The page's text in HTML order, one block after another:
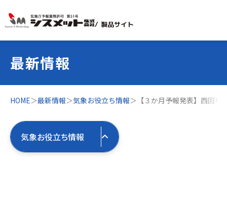
/ 製品サイト
最新情報
HOME＞最新情報＞気象お役立ち情報＞ 【３か月予報発表】西回
気象お役立ち情報